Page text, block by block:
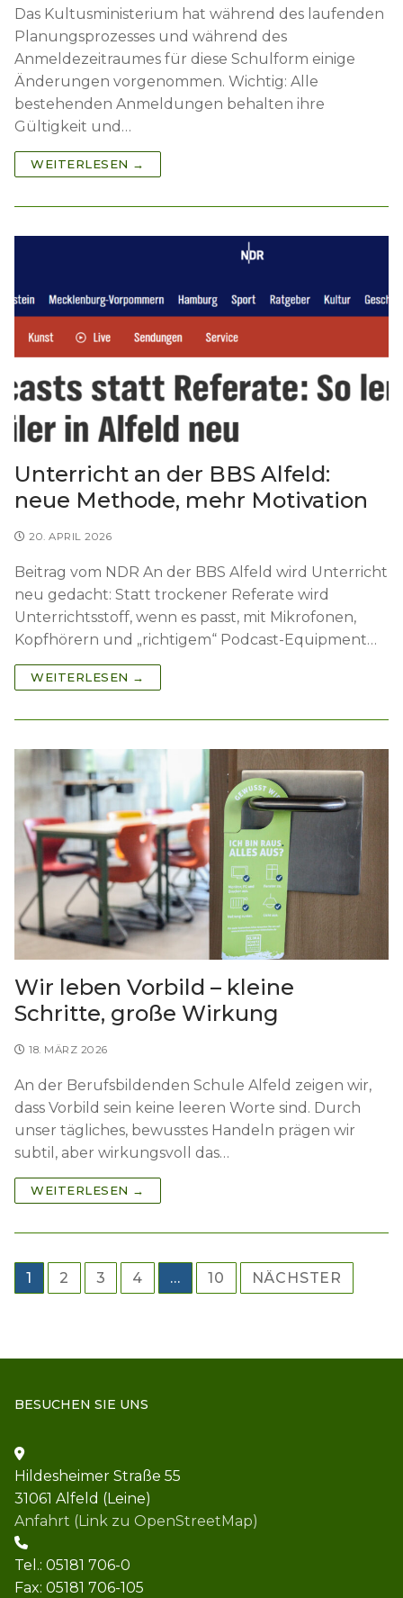
Das Kultusministerium hat während des laufenden
Planungsprozesses und während des
Anmeldezeitraumes für diese Schulform einige
Änderungen vorgenommen. Wichtig: Alle
bestehenden Anmeldungen behalten ihre
Gültigkeit und…
WEITERLESEN →
Unterricht an der BBS Alfeld:
neue Methode, mehr Motivation
20. APRIL 2026
Beitrag vom NDR An der BBS Alfeld wird Unterricht
neu gedacht: Statt trockener Referate wird
Unterrichtsstoff, wenn es passt, mit Mikrofonen,
Kopfhörern und „richtigem“ Podcast-Equipment…
WEITERLESEN →
Wir leben Vorbild – kleine
Schritte, große Wirkung
18. MÄRZ 2026
An der Berufsbildenden Schule Alfeld zeigen wir,
dass Vorbild sein keine leeren Worte sind. Durch
unser tägliches, bewusstes Handeln prägen wir
subtil, aber wirkungsvoll das…
WEITERLESEN →
Seitennummerierung
1 2 3 4 … 10 NÄCHSTER
BESUCHEN SIE UNS
Hildesheimer Straße 55
31061 Alfeld (Leine)
Anfahrt (Link zu OpenStreetMap)
Tel.: 05181 706-0
Fax: 05181 706-105